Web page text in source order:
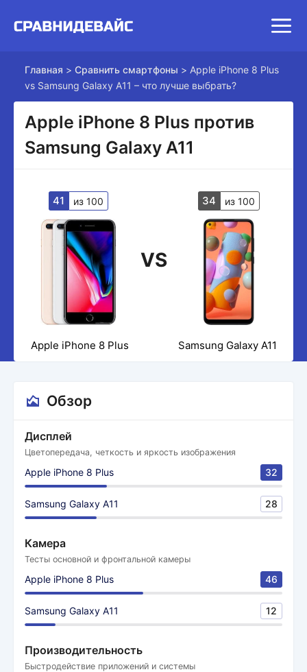
Главная > Сравнить смартфоны > Apple iPhone 8 Plus
vs Samsung Galaxy A11 – что лучше выбрать?
Apple iPhone 8 Plus против
Samsung Galaxy A11
41 из 100
VS
34 из 100
Apple iPhone 8 Plus Samsung Galaxy A11
Обзор
Дисплей
Цветопередача, четкость и яркость изображения
Apple iPhone 8 Plus 32
Samsung Galaxy A11 28
Камера
Тесты основной и фронтальной камеры
Apple iPhone 8 Plus 46
Samsung Galaxy A11 12
Производительность
Быстродействие приложений и системы